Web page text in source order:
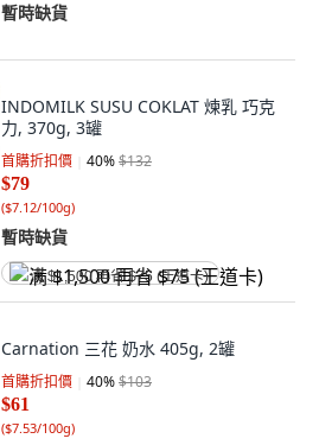
暫時缺貨
INDOMILK SUSU COKLAT 煉乳 巧克
力, 370g, 3罐
首購折扣價 40%$132
$79
($7.12/100g)
暫時缺貨
满 $1,500 再省 $75 (王道卡)
Carnation 三花 奶水 405g, 2罐
首購折扣價 40%$103
$61
($7.53/100g)